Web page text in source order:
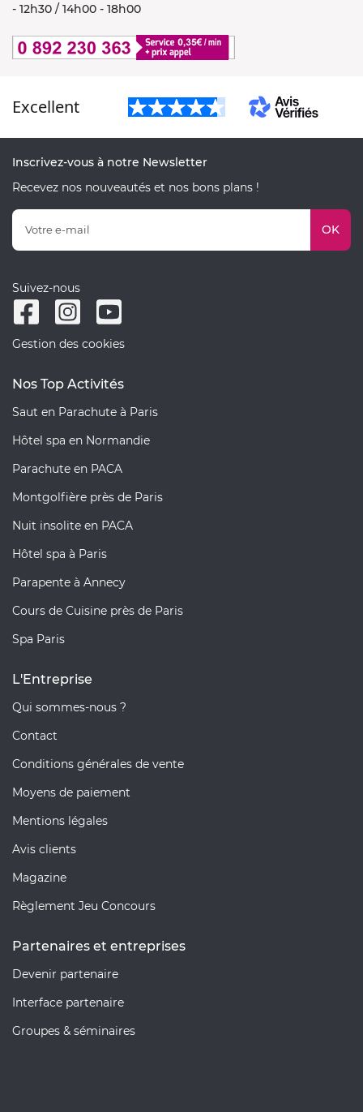
- 12h30 / 14h00 - 18h00
Excellent
Inscrivez-vous à notre Newsletter
Recevez nos nouveautés et nos bons plans !
OK
Suivez-nous
Gestion des cookies
Nos Top Activités
Saut en Parachute à Paris
Hôtel spa en Normandie
Parachute en PACA
Montgolfière près de Paris
Nuit insolite en PACA
Hôtel spa à Paris
Parapente à Annecy
Cours de Cuisine près de Paris
Spa Paris
L'Entreprise
Qui sommes-nous ?
Contact
Conditions générales de vente
Moyens de paiement
Mentions légales
Avis clients
Magazine
Règlement Jeu Concours
Partenaires et entreprises
Devenir partenaire
Interface partenaire
Groupes & séminaires